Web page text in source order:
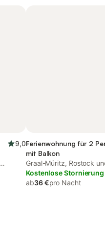
9,0Ferienwohnung für 2
mit Balkon
Graal-Müritz, Rostock
Kostenlose Stornierung
ab36 €pro Nacht